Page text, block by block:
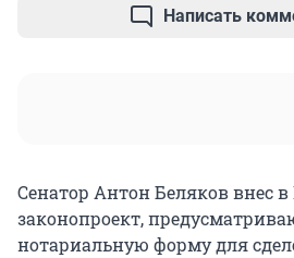
Написать
Сенатор Антон Беляков внес
законопроект,
нотариальную форму для